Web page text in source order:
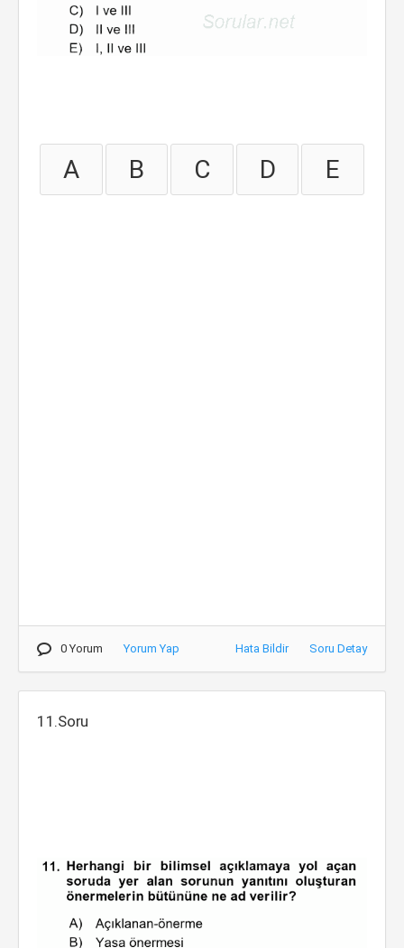
A B C D E
0 Yorum Yorum Yap Hata Bildir Soru Detay
11.Soru